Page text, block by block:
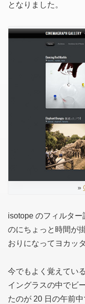
となりました。
»
isotope のフィルタ
のにちょっと時間が
おりになってヨカッ
今でもよく覚えてい
イングラスの中でビ
たのが 20 日の午前